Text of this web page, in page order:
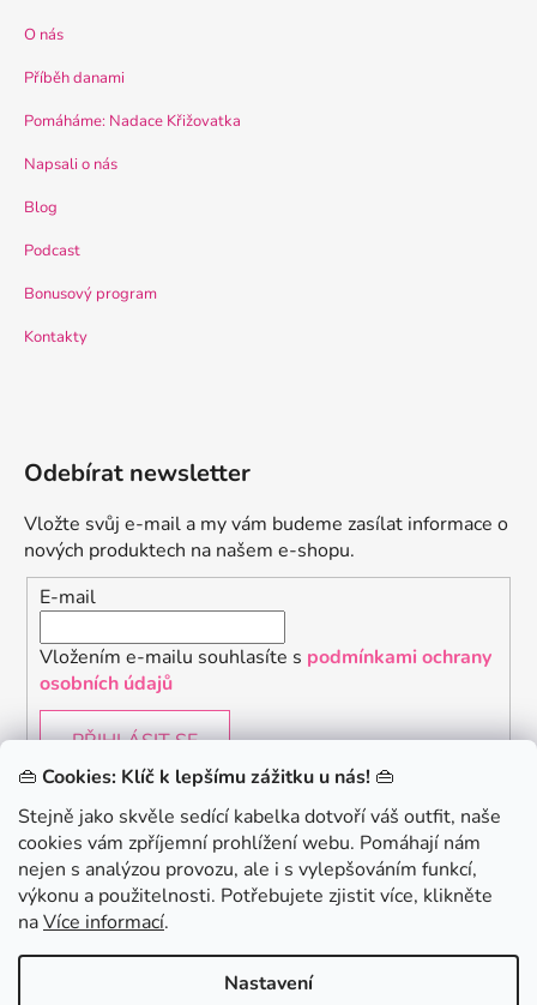
👜 Cookies: Klíč k lepšímu zážitku u nás! 👜
Stejně jako skvěle sedící kabelka dotvoří váš outfit, naše
cookies vám zpříjemní prohlížení webu. Pomáhají nám
nejen s analýzou provozu, ale i s vylepšováním funkcí,
výkonu a použitelnosti. Potřebujete zjistit více, klikněte
naVíce informací.
Nastavení
O nás
Příběh danami
Pomáháme: Nadace Křižovatka
Napsali o nás
Blog
Podcast
Bonusový program
Kontakty
Odebírat newsletter
Vložte svůj e-mail a my vám budeme zasílat informace o
nových produktech na našem e-shopu.
E-mail
Vložením e-mailu souhlasíte s podmínkami ochrany
osobních údajů
PŘIHLÁSIT SE
.
KONTAKTUJTE NÁS - jsme tady pro Vás na telefonu i
Chceš získat slevu 150Kč na svůj první nákup? Přihlaste
se k našemu newsletteru.